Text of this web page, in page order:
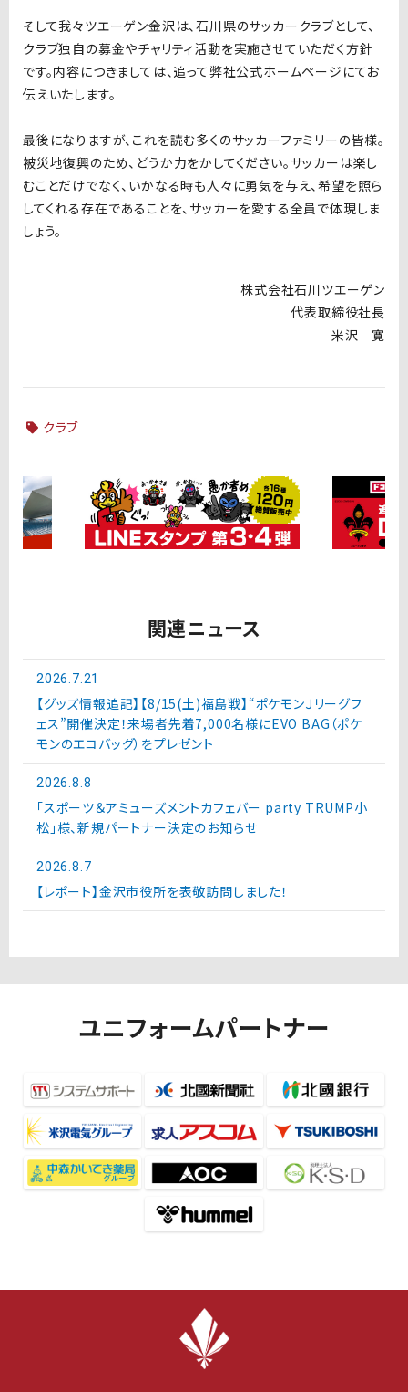
そして我々ツエーゲン金沢は、石川県のサッカークラブとして、
クラブ独自の募金やチャリティ活動を実施させていただく方針
です。内容につきましては、追って弊社公式ホームページにてお
伝えいたします。
最後になりますが、これを読む多くのサッカーファミリーの皆様。
被災地復興のため、どうか力をかしてください。サッカーは楽し
むことだけでなく、いかなる時も人々に勇気を与え、希望を照ら
してくれる存在であることを、サッカーを愛する全員で体現しま
しょう。
株式会社石川ツエーゲン
代表取締役社長
米沢 寛
クラブ
関連ニュース
2026.7.21
【グッズ情報追記】【8/15(土)福島戦】“ポケモンＪリーグフ
ェス”開催決定！来場者先着7,000名様にEVO BAG（ポケ
モンのエコバッグ）をプレゼント
2026.8.8
「スポーツ＆アミューズメントカフェバー party TRUMP小
松」様、新規パートナー決定のお知らせ
2026.8.7
【レポート】金沢市役所を表敬訪問しました！
ユニフォームパートナー